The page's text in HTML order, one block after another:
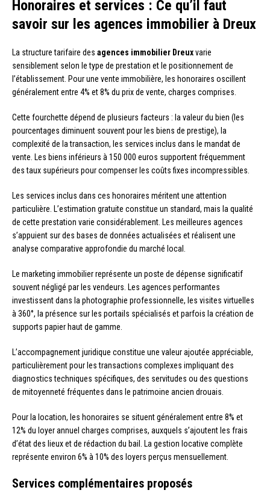
Honoraires et services : Ce qu’il faut
savoir sur les agences immobilier à Dreux
La structure tarifaire des agences immobilier Dreuxvarie
sensiblement selon le type de prestation et le positionnement de
l’établissement. Pour une vente immobilière, les honoraires oscillent
généralement entre 4% et 8% du prix de vente, charges comprises.
Cette fourchette dépend de plusieurs facteurs : la valeur du bien (les
pourcentages diminuent souvent pour les biens de prestige), la
complexité de la transaction, les services inclus dans le mandat de
vente. Les biens inférieurs à 150 000 euros supportent fréquemment
des taux supérieurs pour compenser les coûts fixes incompressibles.
Les services inclus dans ces honoraires méritent une attention
particulière. L’estimation gratuite constitue un standard, mais la qualité
de cette prestation varie considérablement. Les meilleures agences
s’appuient sur des bases de données actualisées et réalisent une
analyse comparative approfondie du marché local.
Le marketing immobilier représente un poste de dépense significatif
souvent négligé par les vendeurs. Les agences performantes
investissent dans la photographie professionnelle, les visites virtuelles
à 360°, la présence sur les portails spécialisés et parfois la création de
supports papier haut de gamme.
L’accompagnement juridique constitue une valeur ajoutée appréciable,
particulièrement pour les transactions complexes impliquant des
diagnostics techniques spécifiques, des servitudes ou des questions
de mitoyenneté fréquentes dans le patrimoine ancien drouais.
Pour la location, les honoraires se situent généralement entre 8% et
12% du loyer annuel charges comprises, auxquels s’ajoutent les frais
d’état des lieux et de rédaction du bail. La gestion locative complète
représente environ 6% à 10% des loyers perçus mensuellement.
Services complémentaires proposés